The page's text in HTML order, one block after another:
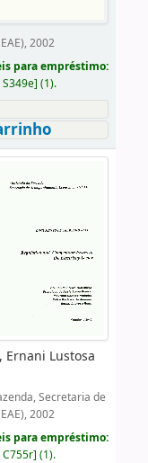
2002
para empréstimo:
] (1).
Ernani Lustosa
Secretaria de
2002
para empréstimo:
] (1).